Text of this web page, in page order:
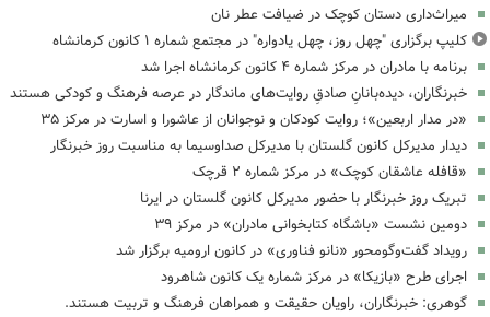
میراث‌داری دستان کوچک در ضیافت عطر نان
کلیپ برگزاری "چهل روز، چهل یادواره" در مجتمع شماره ۱ کانون کرمانشاه
برنامه با مادران در مرکز شماره ۴ کانون کرمانشاه اجرا شد
خبرنگاران، دیده‌بانانِ صادقِ روایت‌های ماندگار در عرصه فرهنگ و کودکی هستند
«در مدار اربعین»؛ روایت کودکان و نوجوانان از عاشورا و اسارت در مرکز ۳۵
دیدار مدیرکل کانون گلستان با مدیرکل صداوسیما به مناسبت روز خبرنگار
«قافله عاشقان کوچک» در مرکز شماره ۲ قرچک
تبریک روز خبرنگار با حضور مدیرکل کانون گلستان در ایرنا
دومین نشست «باشگاه کتابخوانی مادران» در مرکز ۳۹
رویداد گفت‌وگومحور «نانو فناوری» در کانون ارومیه برگزار شد
اجرای طرح «بازیکا» در مرکز شماره یک کانون شاهرود
گوهری: خبرنگاران، راویان حقیقت و همراهان فرهنگ و تربیت هستند.